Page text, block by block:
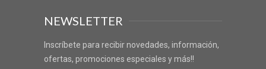
NEWSLETTER
Inscríbete para recibir novedades, información,
ofertas, promociones especiales y más!!